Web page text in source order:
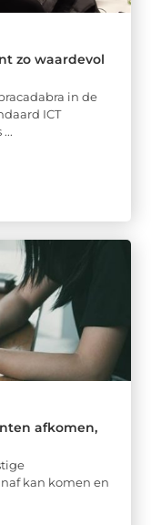
zo waardevol
in de
ICT
afkomen,
kan komen en